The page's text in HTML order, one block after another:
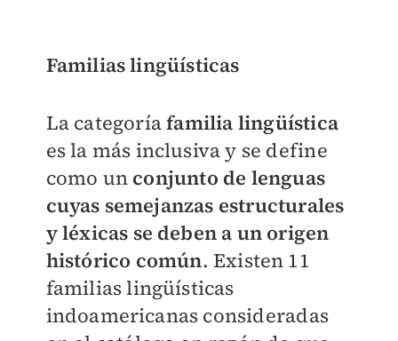
Familias lingüísticas
La categoríafamilia lingüística
es la más inclusiva y se define
como un conjunto de lenguas
cuyas semejanzas estructurales
y léxicas se deben a un origen
histórico común. Existen 11
familias lingüísticas
indoamericanas consideradas